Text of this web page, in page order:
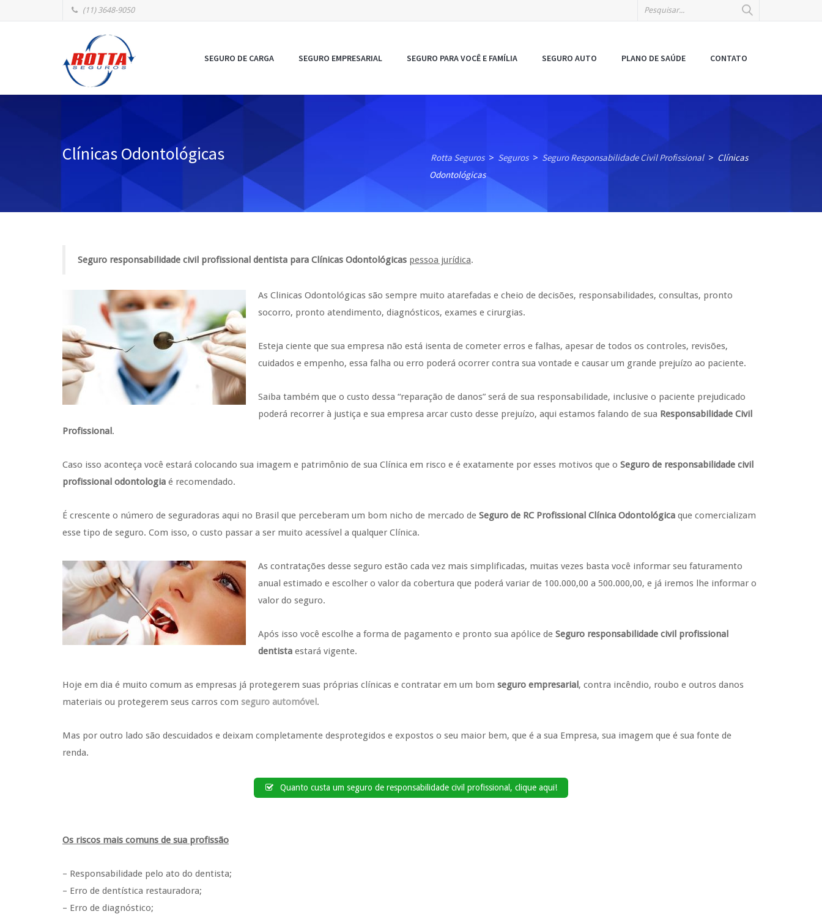
(11) 3648-9050
SEGURO DE CARGA SEGURO EMPRESARIAL SEGURO PARA VOCÊ E FAMÍLIA SEGURO AUTO PLANO DE SAÚDE CONTATO
Clínicas Odontológicas Rotta Seguros > Seguros > Seguro Responsabilidade Civil Profissional > Clínicas
Odontológicas
Seguro responsabilidade civil profissional dentista para Clínicas Odontológicas pessoa jurídica.
As Clinicas Odontológicas são sempre muito atarefadas e cheio de decisões, responsabilidades, consultas, pronto
socorro, pronto atendimento, diagnósticos, exames e cirurgias.
Esteja ciente que sua empresa não está isenta de cometer erros e falhas, apesar de todos os controles, revisões,
cuidados e empenho, essa falha ou erro poderá ocorrer contra sua vontade e causar um grande prejuízo ao paciente.
Saiba também que o custo dessa “reparação de danos” será de sua responsabilidade, inclusive o paciente prejudicado
poderá recorrer à justiça e sua empresa arcar custo desse prejuízo, aqui estamos falando de sua Responsabilidade Civil
Profissional.
Caso isso aconteça você estará colocando sua imagem e patrimônio de sua Clínica em risco e é exatamente por esses motivos que o Seguro de responsabilidade civil
profissional odontologia é recomendado.
É crescente o número de seguradoras aqui no Brasil que perceberam um bom nicho de mercado de Seguro de RC Profissional Clínica Odontológica que comercializam
esse tipo de seguro. Com isso, o custo passar a ser muito acessível a qualquer Clínica.
As contratações desse seguro estão cada vez mais simplificadas, muitas vezes basta você informar seu faturamento
anual estimado e escolher o valor da cobertura que poderá variar de 100.000,00 a 500.000,00, e já iremos lhe informar o
valor do seguro.
Após isso você escolhe a forma de pagamento e pronto sua apólice de Seguro responsabilidade civil profissional
dentista estará vigente.
Hoje em dia é muito comum as empresas já protegerem suas próprias clínicas e contratar em um bom seguro empresarial, contra incêndio, roubo e outros danos
materiais ou protegerem seus carros com seguro automóvel.
Mas por outro lado são descuidados e deixam completamente desprotegidos e expostos o seu maior bem, que é a sua Empresa, sua imagem que é sua fonte de
renda.
Quanto custa um seguro de responsabilidade civil profissional, clique aqui!
Os riscos mais comuns de sua profissão
– Responsabilidade pelo ato do dentista;
– Erro de dentística restauradora;
– Erro de diagnóstico;